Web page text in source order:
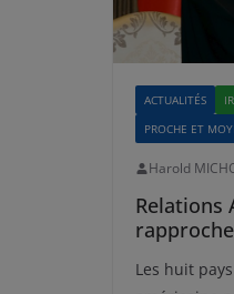
ACTUALITÉS
PROCHE ET
Harold
Relations
Les huit